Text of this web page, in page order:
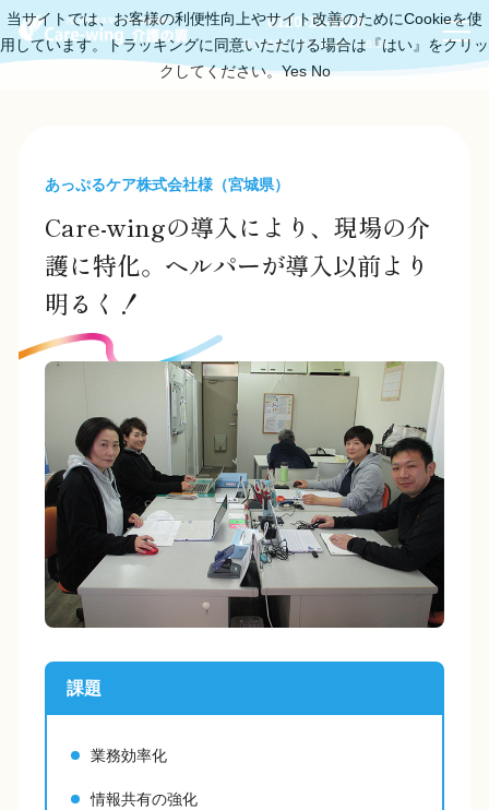
0120-11-6219
受付時間：平日10:00～18:00
あっぷるケア株式会社様（宮城県）
Care-wingの導入により、現場の介
護に特化。ヘルパーが導入以前より
明るく！
課題
業務効率化
情報共有の強化
当サイトでは、お客様の利便性向上やサイト改善のためにCookieを使
用しています。トラッキングに同意いただける場合は『はい』をクリッ
クしてください。Yes No